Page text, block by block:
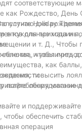
соответствующие
как Рождество, День
Holiday
для прихода и
случаю дня
в кукольные машины,
и т. Д., Чтобы
и увеличить
чтобы
как
повысить
потребленияоборудование
и
обеспечить
операция